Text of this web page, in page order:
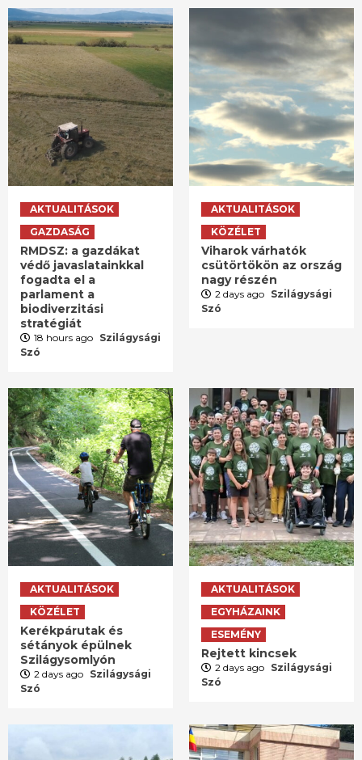
AKTUALITÁSOK
GAZDASÁG
RMDSZ: a gazdákat
védő javaslatainkkal
fogadta el a
parlament a
biodiverzitási
stratégiát
18 hours ago Szilágysági
Szó
AKTUALITÁSOK
KÖZÉLET
Viharok várhatók
csütörtökön az ország
nagy részén
2 days ago Szilágysági
Szó
AKTUALITÁSOK
KÖZÉLET
Kerékpárutak és
sétányok épülnek
Szilágysomlyón
2 days ago Szilágysági
Szó
AKTUALITÁSOK
EGYHÁZAINK
ESEMÉNY
Rejtett kincsek
2 days ago Szilágysági
Szó